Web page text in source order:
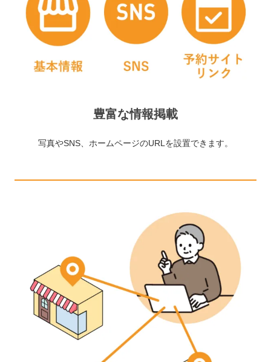
豊富な情報掲載
写真やSNS、ホームページのURLを設置できます。